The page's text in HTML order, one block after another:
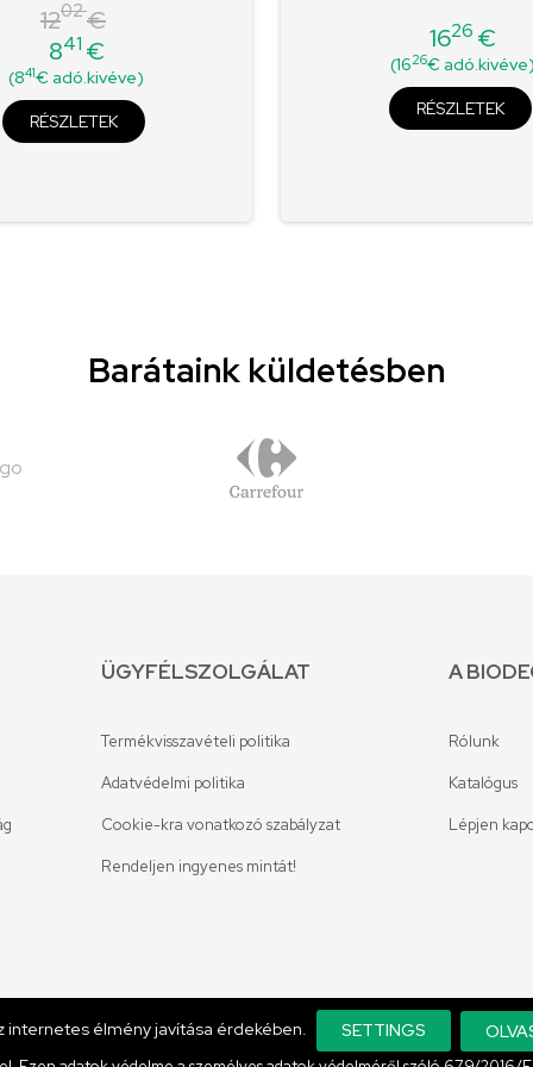
Normál
ár
1202€
Ár
841 €
(841€ adó.kivéve)
RÉSZLETEK
Ár
1626 €
(1626€ adó.kivéve)
RÉSZLETEK
Barátaink küldetésben
ÜGYFÉLSZOLGÁLAT
Termékvisszavételi politika
Adatvédelmi politika
Cookie-kra vonatkozó szabályzat
Rendeljen ingyenes mintát!
A
Rólunk
Katalógus
Lépjen
internetes élmény javítása érdekében. SETTINGS